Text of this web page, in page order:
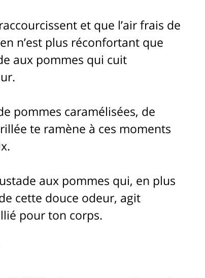
et que l’air frais de
n’est plus réconfortant que
aux pommes qui cuit
pommes caramélisées, de
te ramène à ces moments
aux pommes qui, en plus
cette douce odeur, agit
pour ton corps.